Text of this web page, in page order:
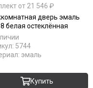
от 21 546 ₽
дверь эмаль
белая остеклённая
5744
эмаль
Купить